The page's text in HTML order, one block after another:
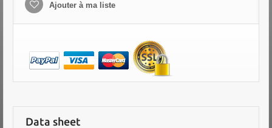
Ajouter à ma liste
Data sheet